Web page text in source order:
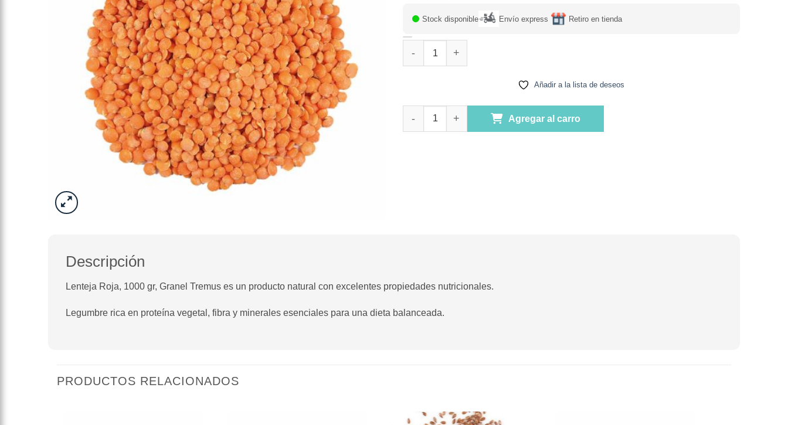
Stock disponible Envío express Retiro en tienda
Añadir a la lista de deseos
Lenteja Roja,1000 gr, Granel Tremus cantidad
Agregar al carro
Descripción
Lenteja Roja, 1000 gr, Granel Tremus es un producto natural con excelentes propiedades nutricionales.
Legumbre rica en proteína vegetal, fibra y minerales esenciales para una dieta balanceada.
PRODUCTOS RELACIONADOS